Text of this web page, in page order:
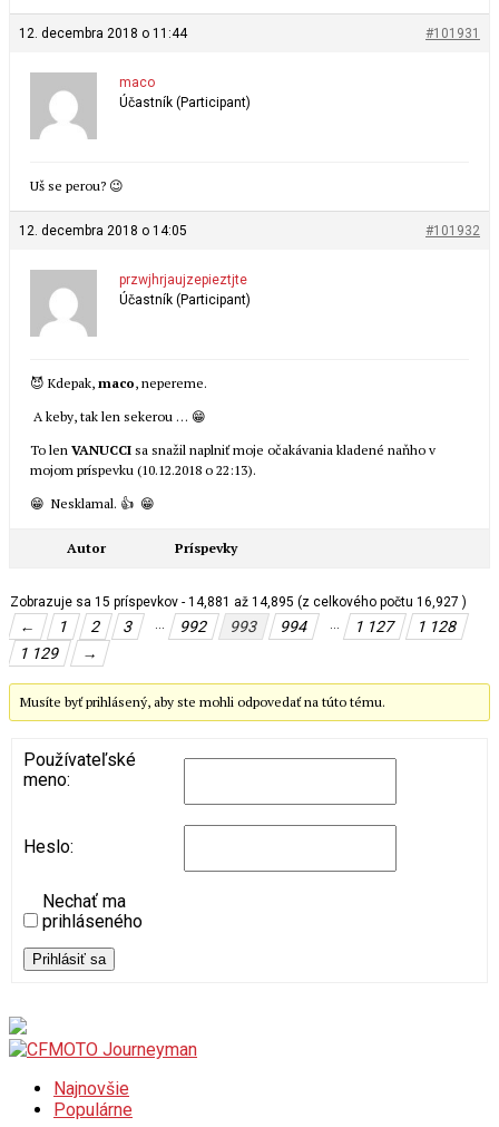
12. decembra 2018 o 11:44 #101931
maco
Účastník (Participant)
Uš se perou? 😉
12. decembra 2018 o 14:05 #101932
przwjhrjaujzepieztjte
Účastník (Participant)
😈 Kdepak, maco, nepereme.
A keby, tak len sekerou … 😁
To len VANUCCI sa snažil naplniť moje očakávania kladené naňho v
mojom príspevku (10.12.2018 o 22:13).
😁 Nesklamal. 👍 😁
Autor Príspevky
Zobrazuje sa 15 príspevkov - 14,881 až 14,895 (z celkového počtu 16,927 )
← 1 2 3 … 992 993 994 … 1 127
1 128
1 129
→
Musíte byť prihlásený, aby ste mohli odpovedať na túto tému.
Používateľské
meno:
Heslo:
Nechať ma
prihláseného
Prihlásiť sa
Najnovšie
Populárne